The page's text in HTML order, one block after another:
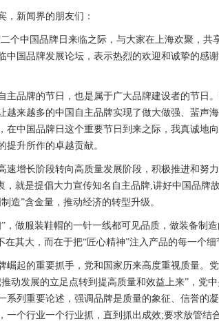
新闻界的朋友们：
中国品牌日来临之际，与大家在上海欢聚，共
中国品牌发展论坛，表示热烈的欢迎和诚挚的感
品牌的节日，也是属于广大品牌建设者的节日
越来越多的中国自主品牌实现了做大做强、蜚声
在中国品牌日这个重要节日到来之际，我真诚地
提升所作的卓越贡献。
长阶段转向高质量发展阶段，积极推进和努力
，就是提倡大力宣传知名自主品牌,讲好中国品
造”含金量，推动经济的转型升级。
做服装鞋帽的一针一线都可见品质，做装备制
在其大，而在于把“匠心精神”注入产品的每一个细
起的重要抓手，党和国家历来高度重视质量。
动发展的立足点转到提高质量和效益上来”，党
系列重要论述，强调品牌是质量的象征、信誉的
一个行业一个行业抓，直到抓出成效;要求放管结